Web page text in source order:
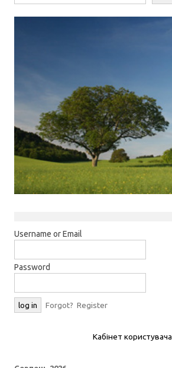
Username or Email
Password
Forgot? Register
Кабінет користувача